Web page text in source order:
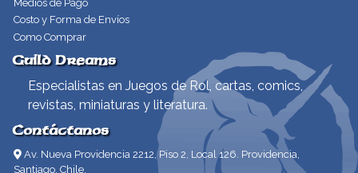
Medios de Pago
Costo y Forma de Envíos
Como Comprar
Guild Dreams
Especialistas en Juegos de Rol, cartas, comics,
revistas, miniaturas y literatura.
Contáctanos
Av. Nueva Providencia 2212, Piso 2, Local 126. Providencia,
Santiago, Chile.